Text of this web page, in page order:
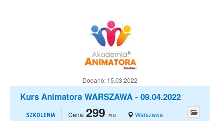
Dodano: 15.03.2022
Kurs Animatora WARSZAWA - 09.04.2022
SZKOLENIA Cena: 299 PLN Warszawa